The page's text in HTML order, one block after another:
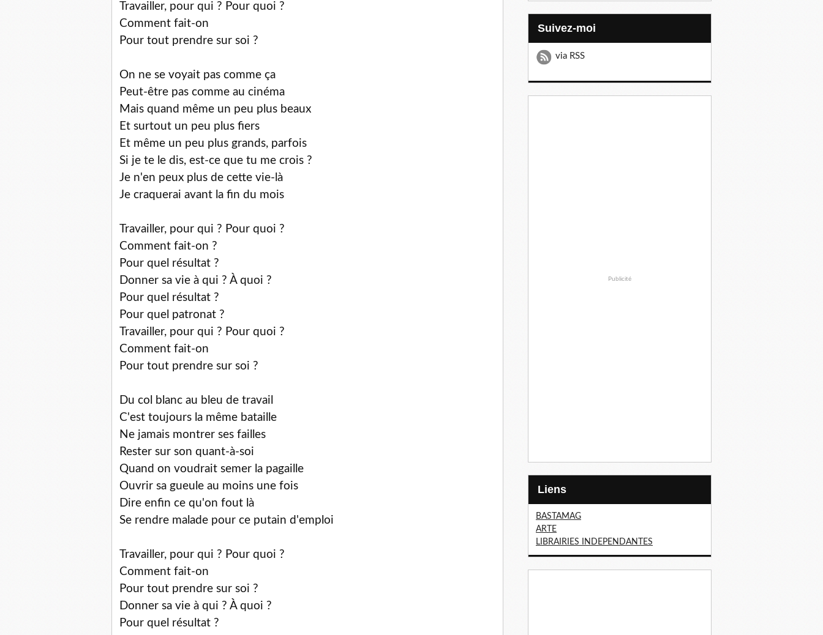
Travailler, pour qui ? Pour quoi ?
Comment fait-on
Pour tout prendre sur soi ?
On ne se voyait pas comme ça
Peut-être pas comme au cinéma
Mais quand même un peu plus beaux
Et surtout un peu plus fiers
Et même un peu plus grands, parfois
Si je te le dis, est-ce que tu me crois ?
Je n'en peux plus de cette vie-là
Je craquerai avant la fin du mois
Travailler, pour qui ? Pour quoi ?
Comment fait-on ?
Pour quel résultat ?
Donner sa vie à qui ? À quoi ?
Pour quel résultat ?
Pour quel patronat ?
Travailler, pour qui ? Pour quoi ?
Comment fait-on
Pour tout prendre sur soi ?
Du col blanc au bleu de travail
C'est toujours la même bataille
Ne jamais montrer ses failles
Rester sur son quant-à-soi
Quand on voudrait semer la pagaille
Ouvrir sa gueule au moins une fois
Dire enfin ce qu'on fout là
Se rendre malade pour ce putain d'emploi
Travailler, pour qui ? Pour quoi ?
Comment fait-on
Pour tout prendre sur soi ?
Donner sa vie à qui ? À quoi ?
Pour quel résultat ?
Suivez-moi
via RSS
Publicité
Liens
BASTAMAG
ARTE
LIBRAIRIES INDEPENDANTES